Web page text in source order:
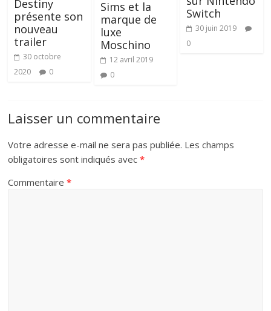
Destiny
présente son
nouveau
trailer
30 octobre
2020
0
Sims et la
marque de
luxe
Moschino
12 avril 2019
0
Switch
30 juin 2019
0
Laisser un commentaire
Votre adresse e-mail ne sera pas publiée. Les champs
obligatoires sont indiqués avec*
Commentaire*